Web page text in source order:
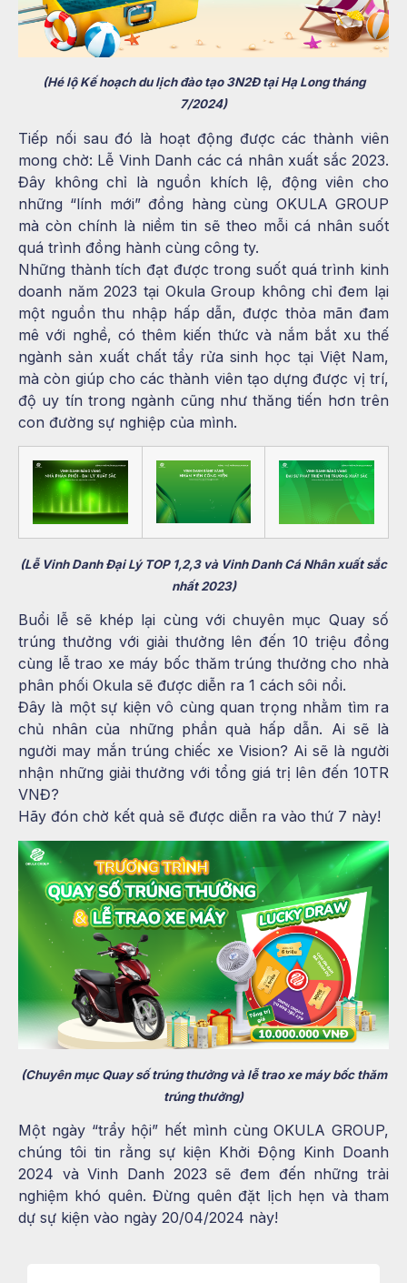
(Hé lộ Kế hoạch du lịch đào tạo 3N2Đ tại Hạ Long tháng
7/2024)
Tiếp nối sau đó là hoạt động được các thành viên
mong chờ: Lễ Vinh Danh các cá nhân xuất sắc 2023.
Đây không chỉ là nguồn khích lệ, động viên cho
những “lính mới” đồng hàng cùng OKULA GROUP
mà còn chính là niềm tin sẽ theo mỗi cá nhân suốt
quá trình đồng hành cùng công ty.
Những thành tích đạt được trong suốt quá trình kinh
doanh năm 2023 tại Okula Group không chỉ đem lại
một nguồn thu nhập hấp dẫn, được thỏa mãn đam
mê với nghề, có thêm kiến thức và nắm bắt xu thế
ngành sản xuất chất tẩy rửa sinh học tại Việt Nam,
mà còn giúp cho các thành viên tạo dựng được vị trí,
độ uy tín trong ngành cũng như thăng tiến hơn trên
con đường sự nghiệp của mình.
(Lễ Vinh Danh Đại Lý TOP 1,2,3 và Vinh Danh Cá Nhân xuất sắc
nhất 2023)
Buổi lễ sẽ khép lại cùng với chuyên mục Quay số
trúng thưởng với giải thưởng lên đến 10 triệu đồng
cùng lễ trao xe máy bốc thăm trúng thưởng cho nhà
phân phối Okula sẽ được diễn ra 1 cách sôi nổi.
Đây là một sự kiện vô cùng quan trọng nhằm tìm ra
chủ nhân của những phần quà hấp dẫn. Ai sẽ là
người may mắn trúng chiếc xe Vision? Ai sẽ là người
nhận những giải thưởng với tổng giá trị lên đến 10TR
VNĐ?
Hãy đón chờ kết quả sẽ được diễn ra vào thứ 7 này!
(Chuyên mục Quay số trúng thưởng và lễ trao xe máy bốc thăm
trúng thưởng)
Một ngày “trẩy hội” hết mình cùng OKULA GROUP,
chúng tôi tin rằng sự kiện Khởi Động Kinh Doanh
2024 và Vinh Danh 2023 sẽ đem đến những trải
nghiệm khó quên. Đừng quên đặt lịch hẹn và tham
dự sự kiện vào ngày 20/04/2024 này!